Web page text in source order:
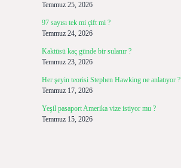
Temmuz 25, 2026
97 sayısı tek mi çift mi ?
Temmuz 24, 2026
Kaktüsü kaç günde bir sulanır ?
Temmuz 23, 2026
Her şeyin teorisi Stephen Hawking ne anlatıyor ?
Temmuz 17, 2026
Yeşil pasaport Amerika vize istiyor mu ?
Temmuz 15, 2026